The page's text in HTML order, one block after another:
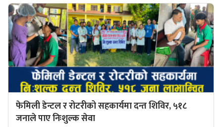
फेमिली डेन्टल र रोटरीको सहकार्यमा दन्त शिविर, ५१८
जनाले पाए निःशुल्क सेवा